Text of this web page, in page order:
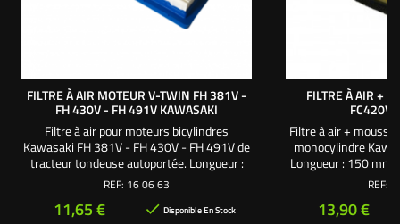
FILTRE À AIR MOTEUR V-TWIN FH 381V -
FH 430V - FH 491V KAWASAKI
Filtre à air pour moteurs bicylindres
Kawasaki FH 381V - FH 430V - FH 491V de
tracteur tondeuse autoportée. Longueur :
185 mm. Largeur : 108 mm. Hauteur : 25
REF: 16 06 63
Prix
11,65 €  Disponible En Stock
FILTRE À AIR +
FC420V
Filtre à air +
monocylindre
Longueur : 150
Hauteur horsREF:
Prix
13,90 €